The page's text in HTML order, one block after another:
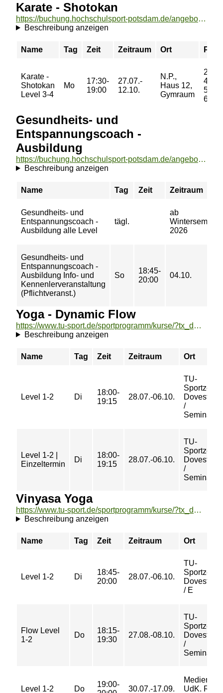
Karate - Shotokan
https://buchung.hochschulsport-potsdam.de/angebote/aktueller_zeitraum/_Karate_-_Shotokan.html
Beschreibung anzeigen
Name Tag Zeit Zeitraum Ort Preis
Karate -
Shotokan
Level 3-4
Mo
17:30-
19:00
27.07.-
12.10.
N.P.,
Haus 12,
Gymraum
29/
46/
55/
62 €
Gesundheits- und
Entspannungscoach -
Ausbildung
https://buchung.hochschulsport-potsdam.de/angebote/aktueller_zeitraum/_Gesundheits-_und_Entspannungscoach_-_Ausbildung.html
Beschreibung anzeigen
Name Tag Zeit Zeitraum
Gesundheits- und
Entspannungscoach -
Ausbildung alle Level
tägl.
ab
2026
Gesundheits- und
Entspannungscoach -
Ausbildung Info- und
Kennenlerveranstaltung
(Pflichtveranst.)
So
18:45-
20:00
04.10.
Yoga - Dynamic Flow
https://www.tu-sport.de/sportprogramm/kurse/?tx_dwzeh_courses%5Baction%5D=show&tx_dwzeh_courses%5BsportsDescription%5D=1600&cHash=7a33c7c760fccdb21d9b36107e4c11a5
Beschreibung anzeigen
Name Tag Zeit Zeitraum Ort
Level 1-2 Di
18:00-
19:15
28.07.-06.10.
TU-
/
Level 1-2 |
Einzeltermin
Di
18:00-
19:15
28.07.-06.10.
TU-
/
Vinyasa Yoga
https://www.tu-sport.de/sportprogramm/kurse/?tx_dwzeh_courses%5Baction%5D=show&tx_dwzeh_courses%5BsportsDescription%5D=1000&cHash=6203e1f11db1df4307d879b61d2c0b7d
Beschreibung anzeigen
Name Tag Zeit Zeitraum Ort
Level 1-2 Di
18:45-
20:00
28.07.-06.10.
TU-
/ E
Flow Level
1-2
Do
18:15-
19:30
27.08.-08.10.
TU-
/
Level 1-2 Do
19:00-
30.07.-17.09.
UdK.